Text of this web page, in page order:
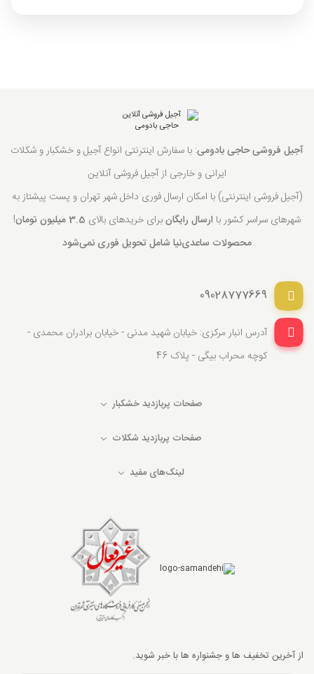
آجیل فروشی حاجی بادومی: با سفارش اینترنتی انواع آجیل و خشکبار و شکلات
ایرانی و خارجی از آجیل فروشی آنلاین
(آجیل فروشی اینترنتی) با امکان ارسال فوری داخل شهر تهران و پست پیشتاز به
شهرهای سراسر کشور با ارسال رایگانبرای خریدهای بالای 3.5 میلیون تومان
!
محصولات ساعدی‌نیا شامل تحویل فوری نمی‌شود
09028777669
آدرس انبار مرکزی: خیابان شهید مدنی - خیابان برادران محمدی -
کوچه محراب بیگی - پلاک 46
صفحات پربازدید خشکبار
صفحات پربازدید شکلات
لینک‌های مفید
از آخرین تخفیف ها و جشنواره ها با خبر شوید.